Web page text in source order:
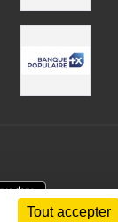
Tout accepter